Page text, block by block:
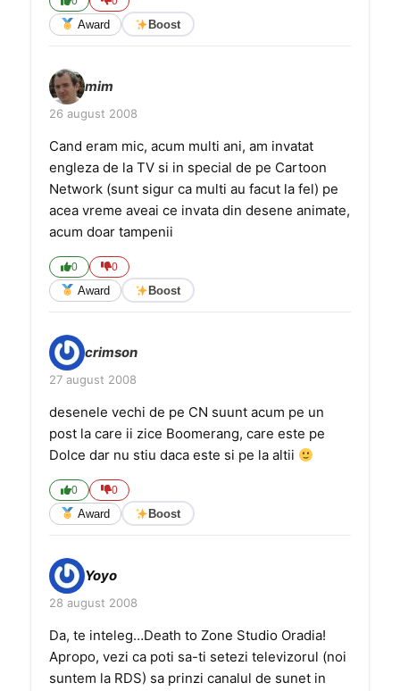
Award Boost
mim
26 august 2008
Cand eram mic, acum multi ani, am invatat
engleza de la TV si in special de pe Cartoon
Network (sunt sigur ca multi au facut la fel) pe
acea vreme aveai ce invata din desene animate,
acum doar tampenii
0 0
Award Boost
crimson
27 august 2008
desenele vechi de pe CN suunt acum pe un
post la care ii zice Boomerang, care este pe
Dolce dar nu stiu daca este si pe la altii
0 0
Award Boost
Yoyo
28 august 2008
Da, te inteleg…Death to Zone Studio Oradia!
Apropo, vezi ca poti sa-ti setezi televizorul (noi
suntem la RDS) sa prinzi canalul de sunet in